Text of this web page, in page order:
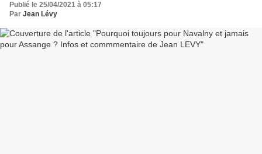
Publié le 25/04/2021 à 05:17
Par Jean Lévy